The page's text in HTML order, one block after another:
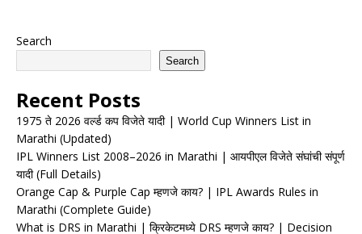
Search
Search
Recent Posts
1975 ते 2026 वर्ल्ड कप विजेते यादी | World Cup Winners List in
Marathi (Updated)
IPL Winners List 2008–2026 in Marathi | आयपीएल विजेते संघांची संपूर्ण
यादी (Full Details)
Orange Cap & Purple Cap म्हणजे काय? | IPL Awards Rules in
Marathi (Complete Guide)
What is DRS in Marathi | क्रिकेटमध्ये DRS म्हणजे काय? | Decision